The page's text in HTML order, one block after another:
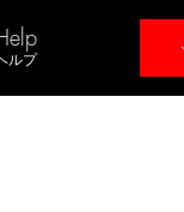
ルプ